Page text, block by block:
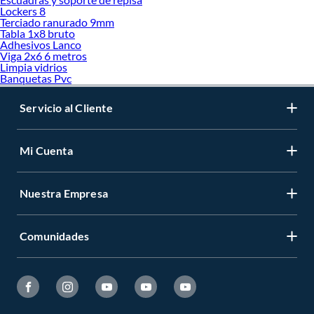
Lockers 8
Terciado ranurado 9mm
Tabla 1x8 bruto
Adhesivos Lanco
Viga 2x6 6 metros
Limpia vidrios
Banquetas Pvc
Servicio al Cliente
Mi Cuenta
Nuestra Empresa
Comunidades